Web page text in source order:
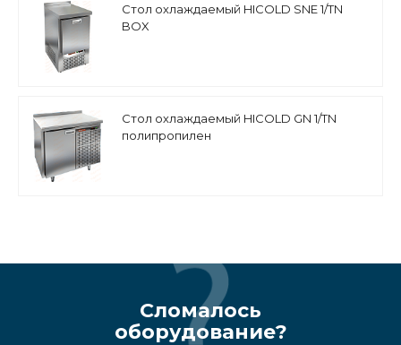
Стол охлаждаемый HICOLD SNE 1/TN
BOX
Стол охлаждаемый HICOLD GN 1/TN
полипропилен
Сломалось
оборудование?